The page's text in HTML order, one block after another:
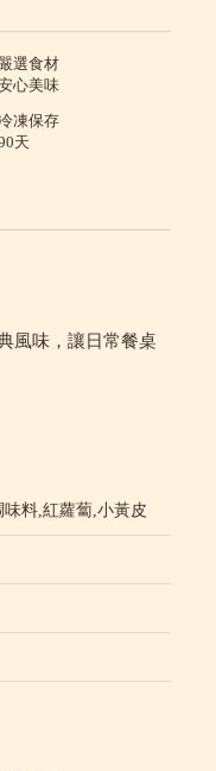
嚴選食材
心美味
凍保存
天
風味，讓日常餐桌
料,紅蘿蔔,小黃皮